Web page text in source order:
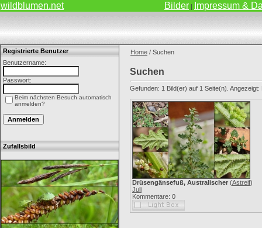
wildblumen.net Bilder | Impressum &
Registrierte Benutzer
Benutzername:
Passwort:
Beim nächsten Besuch automatisch
anmelden?
Zufallsbild
Home / Suchen
Suchen
Gefunden: 1 Bild(er) auf 1 Seite(n). Angezeigt:
Drüsengänsefuß, Australischer (Astreif)
Juli
Kommentare: 0